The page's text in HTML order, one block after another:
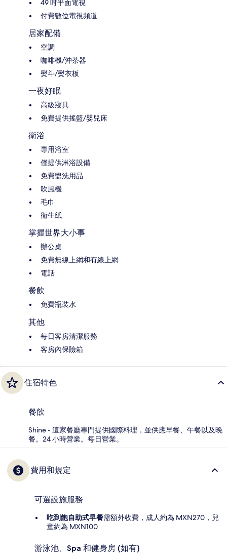
49 吋平面電視
付費數位電視頻道
居家配備
空調
咖啡機/沖茶器
熨斗/熨衣板
一夜好眠
高級寢具
免費提供搖籃/嬰兒床
衛浴
專用浴室
僅提供淋浴設備
免費盥洗用品
吹風機
毛巾
衛生紙
掌握世界大小事
辦公桌
免費無線上網和有線上網
電話
餐飲
免費瓶裝水
其他
每日客房清潔服務
客房內保險箱
住宿特色
餐飲
Shine - 這家餐廳專門提供國際料理，並供應早餐、午餐以及晚
餐。24 小時營業。每日營業。
費用和規定
可選設施服務
吃到飽自助式早餐需額外收費，成人約為 MXN270，兒
童約為 MXN100
游泳池、Spa 和健身房 (如有)